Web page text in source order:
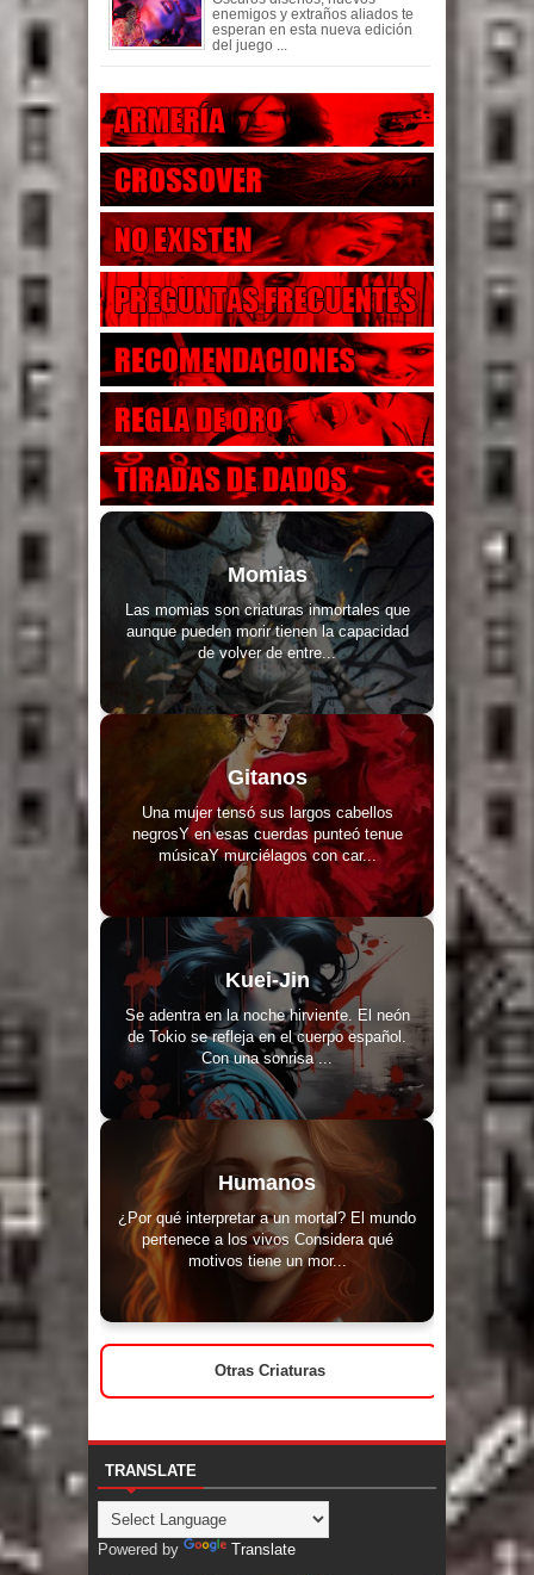
enemigos y extraños aliados te
esperan en esta nueva edición
del juego ...
Momias
Las momias son criaturas inmortales que
aunque pueden morir tienen la capacidad
de volver de entre...
Gitanos
Una mujer tensó sus largos cabellos
negrosY en esas cuerdas punteó tenue
músicaY murciélagos con car...
Kuei-Jin
Se adentra en la noche hirviente. El neón
de Tokio se refleja en el cuerpo español.
Con una sonrisa ...
Humanos
¿Por qué interpretar a un mortal? El mundo
pertenece a los vivos Considera qué
motivos tiene un mor...
Otras Criaturas
TRANSLATE
Powered by Translate